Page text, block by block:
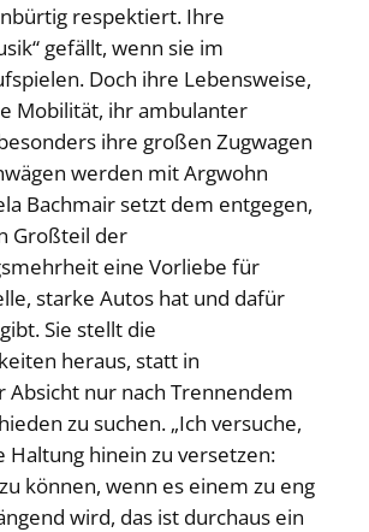
respektiert. Ihre
gefällt, wenn sie im
Doch ihre Lebensweise,
Mobilität, ihr ambulanter
ihre großen Zugwagen
werden mit Argwohn
Bachmair setzt dem entgegen,
Großteil der
eine Vorliebe für
starke Autos hat und dafür
Sie stellt die
heraus, statt in
nur nach Trennendem
zu suchen. „Ich versuche,
Haltung hinein zu versetzen:
können, wenn es einem zu eng
wird, das ist durchaus ein